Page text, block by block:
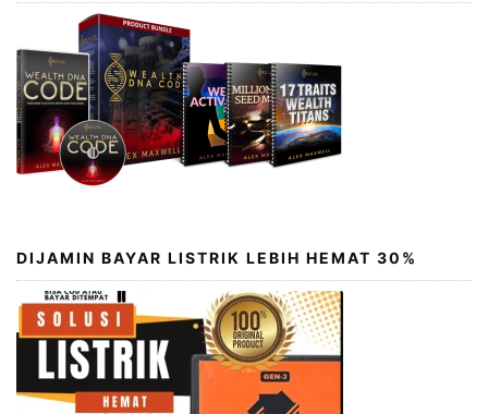
DIJAMIN BAYAR LISTRIK LEBIH HEMAT 30%